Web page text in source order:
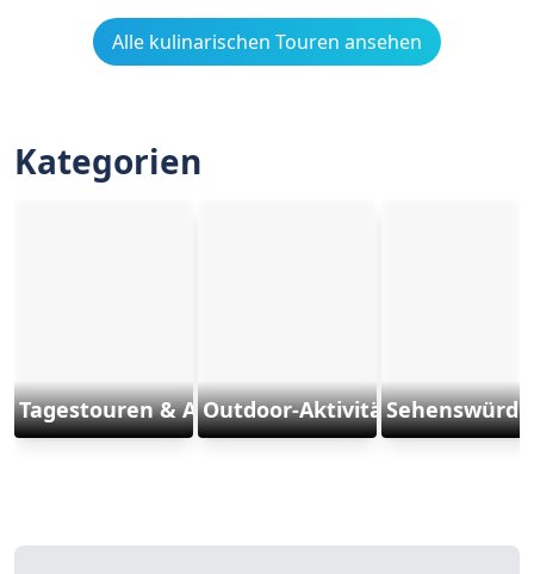
Alle kulinarischen Touren ansehen
Kategorien
Tagestouren & AusflügeOutdoor-Aktivitäten und